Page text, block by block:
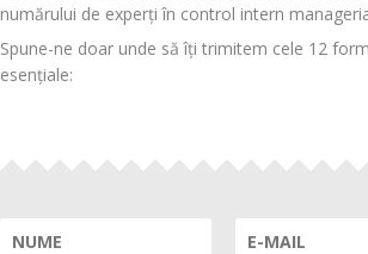
numărului de experți în control intern
Spune-ne doar unde să îți trimitem cele 12
esențiale: